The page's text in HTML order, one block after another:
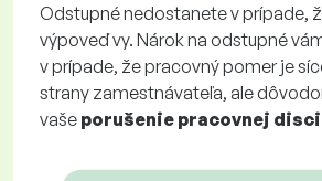
Odstupné nedostanete v prípade,
výpoveď vy. Nárok na odstupné
v prípade, že pracovný pomer je
strany zamestnávateľa, ale
vaše porušenie pracovnej